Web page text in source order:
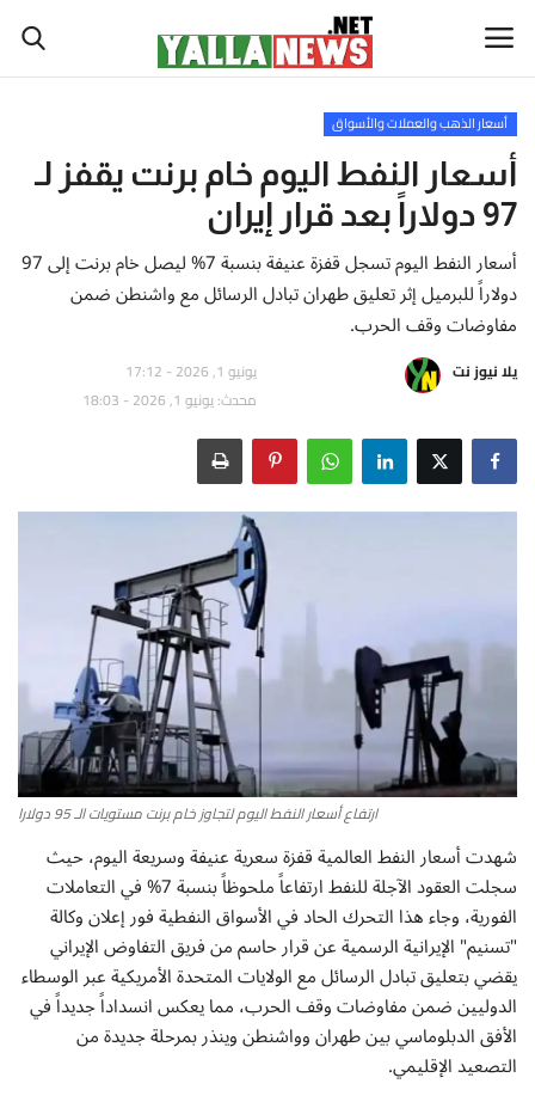
أخبار العالم
أخبار الوطن العربي
سياسة واقتصاد
رياضة
تكنولوجيا وعلوم
سياحة وسفر
منوعات عامة
جاليري الفن التشكيلي
سياسة الخصوصية
البنود والشروط
رئيس التحرير
إتصل بنا
أسعار الذهب والعملات والأسواق
أسعار النفط اليوم خام برنت يقفز لـ
97 دولاراً بعد قرار إيران
أسعار النفط اليوم تسجل قفزة عنيفة بنسبة 7% ليصل خام برنت إلى 97
دولاراً للبرميل إثر تعليق طهران تبادل الرسائل مع واشنطن ضمن
مفاوضات وقف الحرب.
يلا نيوز نت
يونيو 1, 2026 - 17:12
محدث: يونيو 1, 2026 - 18:03
ارتفاع أسعار النفط اليوم لتجاوز خام برنت مستويات الـ 95 دولارا
شهدت أسعار النفط العالمية قفزة سعرية عنيفة وسريعة اليوم، حيث
سجلت العقود الآجلة للنفط ارتفاعاً ملحوظاً بنسبة 7% في التعاملات
الفورية، وجاء هذا التحرك الحاد في الأسواق النفطية فور إعلان وكالة
"تسنيم" الإيرانية الرسمية عن قرار حاسم من فريق التفاوض الإيراني
يقضي بتعليق تبادل الرسائل مع الولايات المتحدة الأمريكية عبر الوسطاء
الدوليين ضمن مفاوضات وقف الحرب، مما يعكس انسداداً جديداً في
الأفق الدبلوماسي بين طهران وواشنطن وينذر بمرحلة جديدة من
التصعيد الإقليمي.